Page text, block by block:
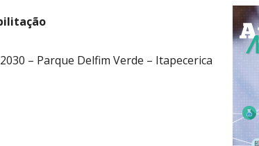
– Parque Delfim Verde – Itapecerica